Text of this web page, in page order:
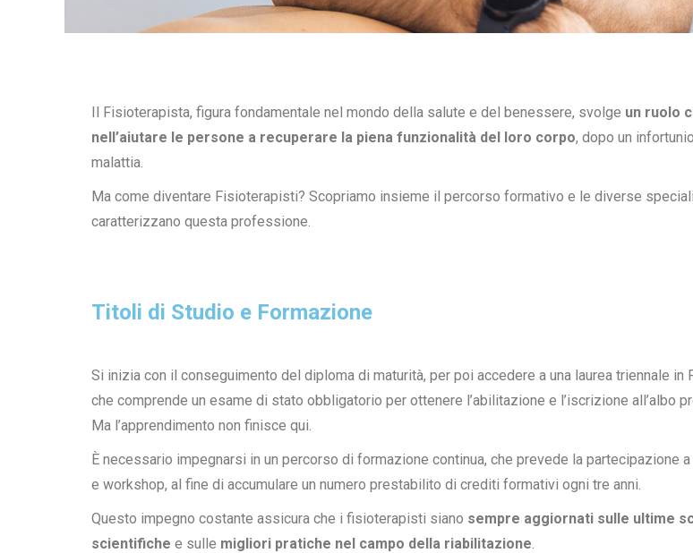
Il Fisioterapista, figura fondamentale nel mondo della salute e del benessere, svolge un ruolo
nell’aiutare le persone a recuperare la piena funzionalità del loro corpo, dopo un
malattia.
Ma come diventare Fisioterapisti? Scopriamo insieme il percorso formativo e le diverse
caratterizzano questa professione.
Titoli di Studio e Formazione
Si inizia con il conseguimento del diploma di maturità, per poi accedere a una laurea triennale in
che comprende un esame di stato obbligatorio per ottenere l’abilitazione e l’iscrizione all’albo
Ma l’apprendimento non finisce qui.
È necessario impegnarsi in un percorso di formazione continua, che prevede la partecipazione
e workshop, al fine di accumulare un numero prestabilito di crediti formativi ogni tre anni.
Questo impegno costante assicura che i fisioterapisti siano sempre aggiornati sulle ultime
scientifiche e sulle migliori pratiche nel campo della riabilitazione